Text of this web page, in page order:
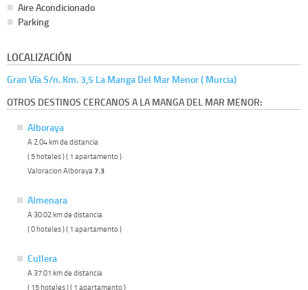
Aire Acondicionado
Parking
LOCALIZACIÓN
Gran Vía S/n. Km. 3,5 La Manga Del Mar Menor ( Murcia)
OTROS DESTINOS CERCANOS A LA MANGA DEL MAR MENOR:
Alboraya
A 2.04 km de distancia
( 5 hoteles ) ( 1 apartamento )
Valoracion Alboraya 7.3
Almenara
A 30.02 km de distancia
( 0 hoteles ) ( 1 apartamento )
Cullera
A 37.01 km de distancia
( 15 hoteles ) ( 1 apartamento )